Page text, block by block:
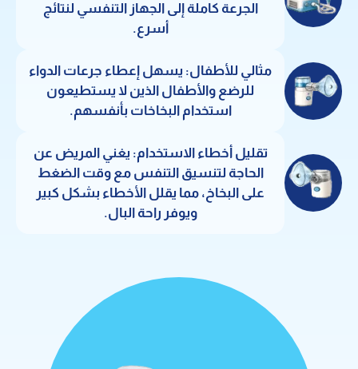
الجرعة كاملة إلى الجهاز التنفسي لنتائج
أسرع.
مثالي للأطفال: يسهل إعطاء جرعات الدواء
للرضع والأطفال الذين لا يستطيعون
استخدام البخاخات بأنفسهم.
تقليل أخطاء الاستخدام: يغني المريض عن
الحاجة لتنسيق التنفس مع وقت الضغط
على البخاخ، مما يقلل الأخطاء بشكل كبير
ويوفر راحة البال.